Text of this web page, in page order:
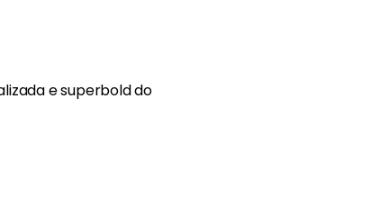
e superbold do